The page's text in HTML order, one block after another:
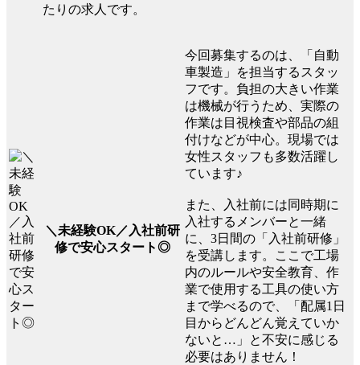
たりの求人です。
＼未経験OK／入社前研
修で安心スタート◎
今回募集するのは、「自動
車製造」を担当するスタッ
フです。負担の大きい作業
は機械が行うため、実際の
作業は目視検査や部品の組
付けなどが中心。現場では
女性スタッフも多数活躍し
ています♪
また、入社前には同時期に
入社するメンバーと一緒
に、3日間の「入社前研修」
を受講します。ここで工場
内のルールや安全教育、作
業で使用する工具の使い方
まで学べるので、「配属1日
目からどんどん覚えていか
ないと…」と不安に感じる
必要はありません！